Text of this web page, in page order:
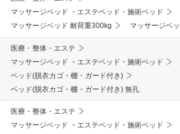
マッサージベッド ・エステベッド・施術ベッド
マッサージベッド 耐荷重300kg
マッサージベ
医療・整体・エステ
マッサージベッド ・エステベッド・施術ベッド
ベッド(脱衣カゴ・棚・ガード付き)
ベッド(脱衣カゴ・棚・ガード付き) 無孔
医療・整体・エステ
マッサージベッド ・エステベッド・施術ベッド